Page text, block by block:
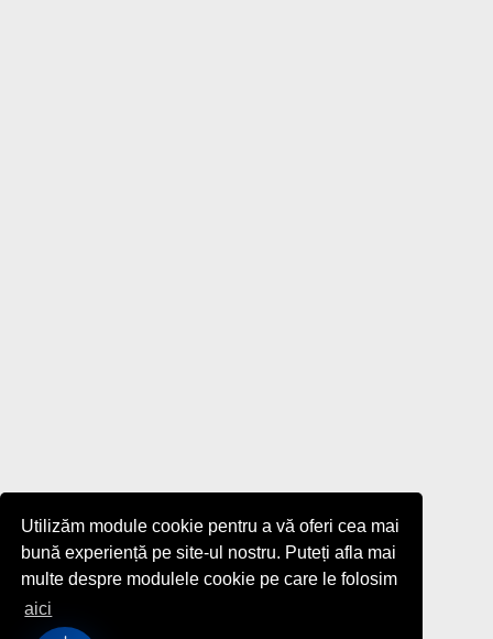
Utilizăm module cookie pentru a vă oferi cea mai
bună experiență pe site-ul nostru. Puteți afla mai
multe despre modulele cookie pe care le folosim
aici